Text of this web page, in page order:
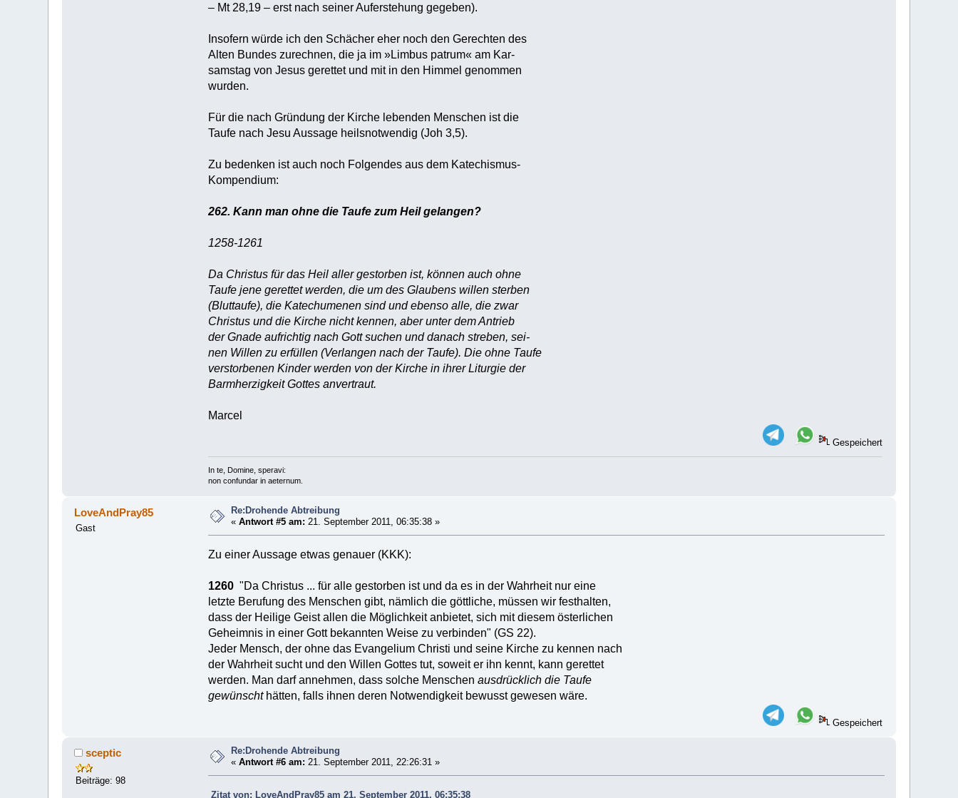
– Mt 28,19 – erst nach seiner Auferstehung gegeben).
Insofern würde ich den Schächer eher noch den Gerechten des
Alten Bundes zurechnen, die ja im »Limbus patrum« am Kar-
samstag von Jesus gerettet und mit in den Himmel genommen
wurden.
Für die nach Gründung der Kirche lebenden Menschen ist die
Taufe nach Jesu Aussage heilsnotwendig (Joh 3,5).
Zu bedenken ist auch noch Folgendes aus dem Katechismus-
Kompendium:
262. Kann man ohne die Taufe zum Heil gelangen?
1258-1261
Da Christus für das Heil aller gestorben ist, können auch ohne
Taufe jene gerettet werden, die um des Glaubens willen sterben
(Bluttaufe), die Katechumenen sind und ebenso alle, die zwar
Christus und die Kirche nicht kennen, aber unter dem Antrieb
der Gnade aufrichtig nach Gott suchen und danach streben, sei-
nen Willen zu erfüllen (Verlangen nach der Taufe). Die ohne Taufe
verstorbenen Kinder werden von der Kirche in ihrer Liturgie der
Barmherzigkeit Gottes anvertraut.
Marcel
Gespeichert
In te, Domine, speravi:
non confundar in aeternum.
LoveAndPray85
Gast
Re:Drohende Abtreibung
«Antwort #5 am: 21. September 2011, 06:35:38 »
Zu einer Aussage etwas genauer (KKK):
1260 "Da Christus ... für alle gestorben ist und da es in der Wahrheit nur eine
letzte Berufung des Menschen gibt, nämlich die göttliche, müssen wir festhalten,
dass der Heilige Geist allen die Möglichkeit anbietet, sich mit diesem österlichen
Geheimnis in einer Gott bekannten Weise zu verbinden" (GS 22).
Jeder Mensch, der ohne das Evangelium Christi und seine Kirche zu kennen nach
der Wahrheit sucht und den Willen Gottes tut, soweit er ihn kennt, kann gerettet
werden. Man darf annehmen, dass solche Menschen ausdrücklich die Taufe
gewünschthätten, falls ihnen deren Notwendigkeit bewusst gewesen wäre.
Gespeichert
sceptic
Beiträge: 98
Re:Drohende Abtreibung
«Antwort #6 am: 21. September 2011, 22:26:31 »
Zitat von: LoveAndPray85 am 21. September 2011, 06:35:38